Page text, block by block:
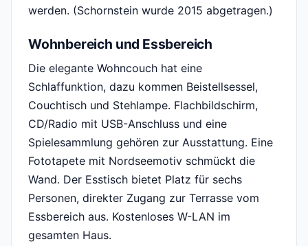
werden. (Schornstein wurde 2015 abgetragen.)
Wohnbereich und Essbereich
Die elegante Wohncouch hat eine
Schlaffunktion, dazu kommen Beistellsessel,
Couchtisch und Stehlampe. Flachbildschirm,
CD/Radio mit USB-Anschluss und eine
Spielesammlung gehören zur Ausstattung. Eine
Fototapete mit Nordseemotiv schmückt die
Wand. Der Esstisch bietet Platz für sechs
Personen, direkter Zugang zur Terrasse vom
Essbereich aus. Kostenloses W-LAN im
gesamten Haus.